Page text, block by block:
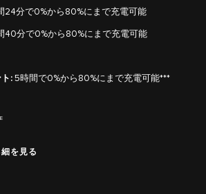
24分で0%から80%にまで充電可能
40分で0%から80%にまで充電可能
: 5時間で0%から80%にまで充電可能***
を見る